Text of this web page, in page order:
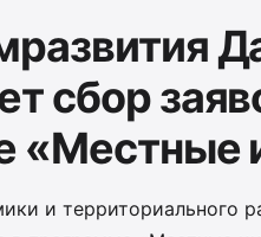
сбор
«Местные
и территориального